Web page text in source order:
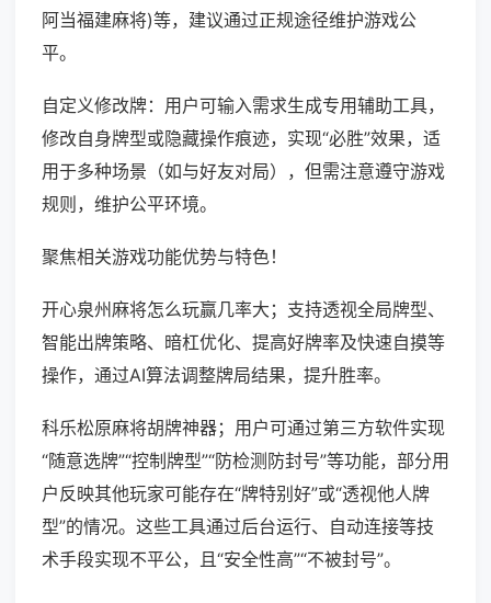
阿当福建麻将)等，建议通过正规途径维护游戏公
平。
自定义修改牌：用户可输入需求生成专用辅助工具，
修改自身牌型或隐藏操作痕迹，实现“必胜”效果，适
用于多种场景（如与好友对局），但需注意遵守游戏
规则，维护公平环境。
聚焦相关游戏功能优势与特色！
开心泉州麻将怎么玩赢几率大；支持透视全局牌型、
智能出牌策略、暗杠优化、提高好牌率及快速自摸等
操作，通过AI算法调整牌局结果，提升胜率。
科乐松原麻将胡牌神器；用户可通过第三方软件实现
“随意选牌”“控制牌型”“防检测防封号”等功能，部分用
户反映其他玩家可能存在“牌特别好”或“透视他人牌
型”的情况。这些工具通过后台运行、自动连接等技
术手段实现不平公，且“安全性高”“不被封号”。